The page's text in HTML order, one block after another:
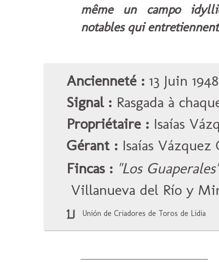
même un campo
notables qui
Ancienneté : 13 Juin 1948
Signal : Rasgada à
Propriétaire : Isaías
Gérant : Isaías
Fincas : "Los
Villanueva del Río y
Unión de Criadores de Toros de Lidia